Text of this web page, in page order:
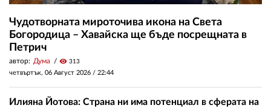
Чудотворната мироточива икона на Света
Богородица – Хавайска ще бъде посрещната в
Петрич
автор: Дума visibility 313
четвъртък, 06 Август 2026 / 22:44
Илияна Йотова: Страна ни има потенциал в сферата на